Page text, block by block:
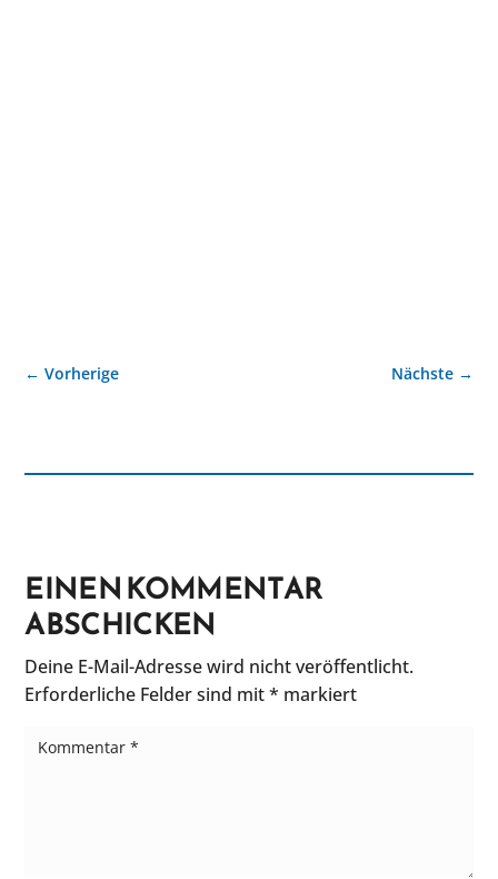
←Vorherige Nächste→
EINEN KOMMENTAR
ABSCHICKEN
Deine E-Mail-Adresse wird nicht veröffentlicht.
Erforderliche Felder sind mit* markiert